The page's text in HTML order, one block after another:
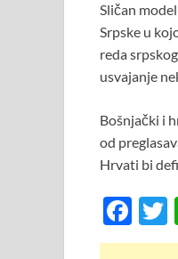
Sličan
Srpske u
reda
usvajanje
Bošnjački i
od
Hrvati bi
F
ac